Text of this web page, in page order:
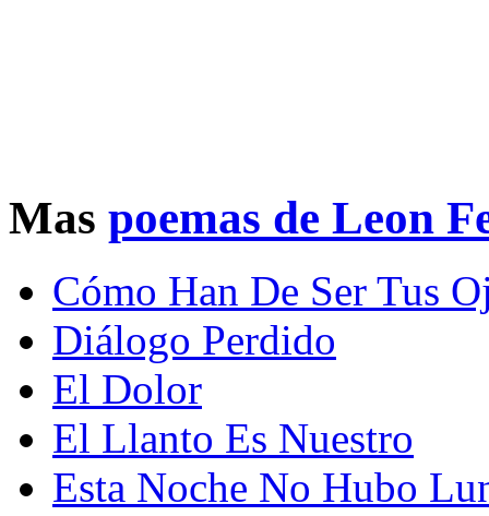
Mas poemas de Leon
Cómo Han De Ser Tus
Diálogo Perdido
El Dolor
El Llanto Es Nuestro
Esta Noche No Hubo